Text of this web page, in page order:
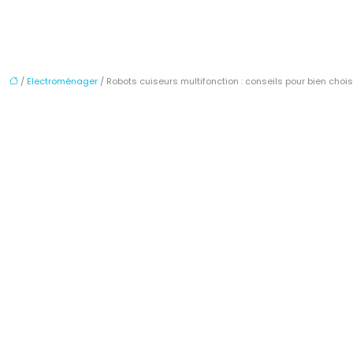
/ Electroménager / Robots cuiseurs multifonction : conseils pour bien